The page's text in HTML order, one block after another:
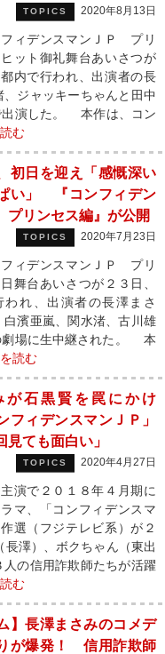
TOPICS 2020年8月13日
ィデンスマンＪＰ プリ
ット御礼舞台あいさつが
内で行われ、出演者の長
ジャッキーちゃんと田中
出演した。 本作は、コン
む
初日を迎え「感慨深い
い」 『コンフィデン
リンセス編』が公開
TOPICS 2020年7月23日
ィデンスマンＪＰ プリ
舞台あいさつが２３日、
われ、出演者の長澤まさ
濱亜嵐、関水渚、古川雄
劇場に生中継された。 本
読む
が石黒賢を罠にかけ
ィデンスマンＪＰ」
見ても面白い」
TOPICS 2020年4月27日
演で２０１８年４月期に
マ、「コンフィデンスマ
選（フジテレビ系）が２
澤）、ボクちゃん（東出
の信用詐欺師たちが活躍
む
】長澤まさみのコメデ
が爆発！ 信用詐欺師